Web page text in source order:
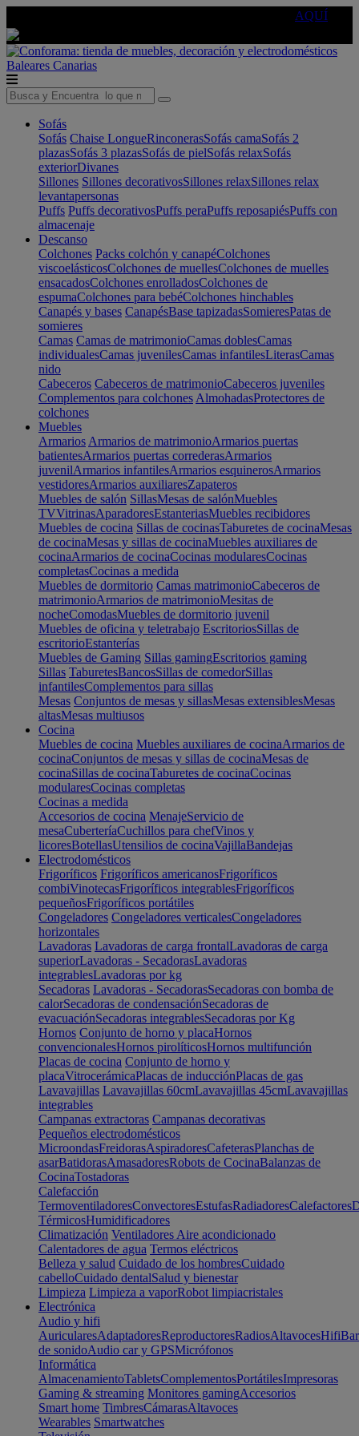
AQUÍ
Baleares Canarias
Sofás
Sofás Chaise LongueRinconerasSofás camaSofás 2
plazasSofás 3 plazasSofás de pielSofás relaxSofás
exteriorDivanes
Sillones Sillones decorativosSillones relaxSillones relax
levantapersonas
Puffs Puffs decorativosPuffs peraPuffs reposapiésPuffs con
almacenaje
Descanso
Colchones Packs colchón y canapéColchones
viscoelásticosColchones de muellesColchones de muelles
ensacadosColchones enrolladosColchones de
espumaColchones para bebéColchones hinchables
Canapés y bases CanapésBase tapizadasSomieresPatas de
somieres
Camas Camas de matrimonioCamas doblesCamas
individualesCamas juvenilesCamas infantilesLiterasCamas
nido
Cabeceros Cabeceros de matrimonioCabeceros juveniles
Complementos para colchones AlmohadasProtectores de
colchones
Muebles
Armarios Armarios de matrimonioArmarios puertas
batientesArmarios puertas correderasArmarios
juvenilArmarios infantilesArmarios esquinerosArmarios
vestidoresArmarios auxiliaresZapateros
Muebles de salón SillasMesas de salónMuebles
TVVitrinasAparadoresEstanteriasMuebles recibidores
Muebles de cocina Sillas de cocinasTaburetes de cocinaMesas
de cocinaMesas y sillas de cocinaMuebles auxiliares de
cocinaArmarios de cocinaCocinas modularesCocinas
completasCocinas a medida
Muebles de dormitorio Camas matrimonioCabeceros de
matrimonioArmarios de matrimonioMesitas de
nocheComodasMuebles de dormitorio juvenil
Muebles de oficina y teletrabajo EscritoriosSillas de
escritorioEstanterías
Muebles de Gaming Sillas gamingEscritorios gaming
Sillas TaburetesBancosSillas de comedorSillas
infantilesComplementos para sillas
Mesas Conjuntos de mesas y sillasMesas extensiblesMesas
altasMesas multiusos
Cocina
Muebles de cocina Muebles auxiliares de cocinaArmarios de
cocinaConjuntos de mesas y sillas de cocinaMesas de
cocinaSillas de cocinaTaburetes de cocinaCocinas
modularesCocinas completas
Cocinas a medida
Accesorios de cocina MenajeServicio de
mesaCuberteríaCuchillos para chefVinos y
licoresBotellasUtensilios de cocinaVajillaBandejas
Electrodomésticos
Frigoríficos Frigoríficos americanosFrigoríficos
combiVinotecasFrigoríficos integrablesFrigoríficos
pequeñosFrigoríficos portátiles
Congeladores Congeladores verticalesCongeladores
horizontales
Lavadoras Lavadoras de carga frontalLavadoras de carga
superiorLavadoras - SecadorasLavadoras
integrablesLavadoras por kg
Secadoras Lavadoras - SecadorasSecadoras con bomba de
calorSecadoras de condensaciónSecadoras de
evacuaciónSecadoras integrablesSecadoras por Kg
Hornos Conjunto de horno y placaHornos
convencionalesHornos pirolíticosHornos multifunción
Placas de cocina Conjunto de horno y
placaVitrocerámicaPlacas de inducciónPlacas de gas
Lavavajillas Lavavajillas 60cmLavavajillas 45cmLavavajillas
integrables
Campanas extractoras Campanas decorativas
Pequeños electrodomésticos
MicroondasFreidorasAspiradoresCafeterasPlanchas de
asarBatidorasAmasadoresRobots de CocinaBalanzas de
CocinaTostadoras
Calefacción
TermoventiladoresConvectoresEstufasRadiadoresCalefactores
TérmicosHumidificadores
Climatización Ventiladores Aire acondicionado
Calentadores de agua Termos eléctricos
Belleza y salud Cuidado de los hombresCuidado
cabelloCuidado dentalSalud y bienestar
Limpieza Limpieza a vaporRobot limpiacristales
Electrónica
Audio y hifi
AuricularesAdaptadoresReproductoresRadiosAltavocesHifi
de sonidoAudio car y GPSMicrófonos
Informática
AlmacenamientoTabletsComplementosPortátilesImpresoras
Gaming & streaming Monitores gamingAccesorios
Smart home TimbresCámarasAltavoces
Wearables Smartwatches